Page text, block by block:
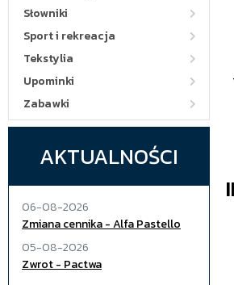
Słowniki
Sport i rekreacja
Tekstylia
Upominki
Zabawki
AKTUALNOŚCI
06-08-2026
Zmiana cennika - Alfa Pastello
05-08-2026
Zwrot - Pactwa